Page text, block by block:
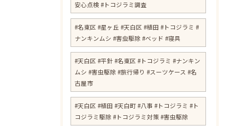
安心点検 #トコジラミ調査
#名東区 #星ヶ丘 #天白区 #植田 #トコジラミ #
ナンキンムシ #害虫駆除 #ベッド #寝具
#天白区 #平針 #名東区 #トコジラミ #ナンキン
ムシ #害虫駆除 #旅行帰り #スーツケース #名
古屋市
#天白区 #植田 #天白町 #八事 #トコジラミ #ト
コジラミ駆除 #トコジラミ対策 #害虫駆除